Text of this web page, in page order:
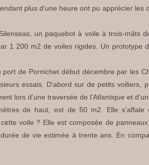
plus d'une heure ont pu apprécier les
un paquebot à voile à trois-mâts
1 200 m2 de voiles rigides. Un prototype
de Pornichet début décembre par les
essais. D'abord sur de petits voiliers,
lors d'une traversée de l'Atlantique et
de haut, est de 50 m2. Elle s'affale
voile ? Elle est composée de
de vie estimée à trente ans. En